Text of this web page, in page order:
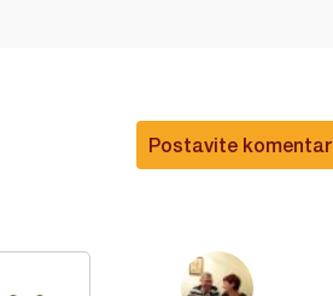
Postavite komentar